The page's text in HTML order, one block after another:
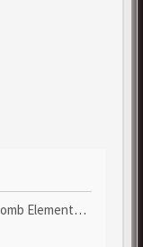
- Grab POE Curren...